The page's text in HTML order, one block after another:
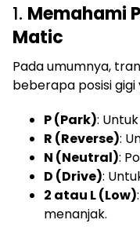
1. Memahami
Matic
Pada umumnya,
beberapa posisi
P (Park):
R (Reverse):
N (Neutral):
D (Drive):
2 atau L (Low)
menanjak.